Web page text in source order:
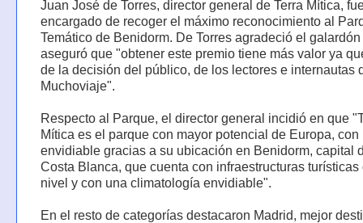
Juan José de Torres, director general de Terra Mítica,
encargado de recoger el máximo reconocimiento al
Temático de Benidorm. De Torres agradeció el galardón
aseguró que "obtener este premio tiene más valor ya
de la decisión del público, de los lectores e internautas
Muchoviaje".
Respecto al Parque, el director general incidió en que
Mítica es el parque con mayor potencial de Europa, con
envidiable gracias a su ubicación en Benidorm, capital
Costa Blanca, que cuenta con infraestructuras turísticas
nivel y con una climatología envidiable".
En el resto de categorías destacaron Madrid, mejor